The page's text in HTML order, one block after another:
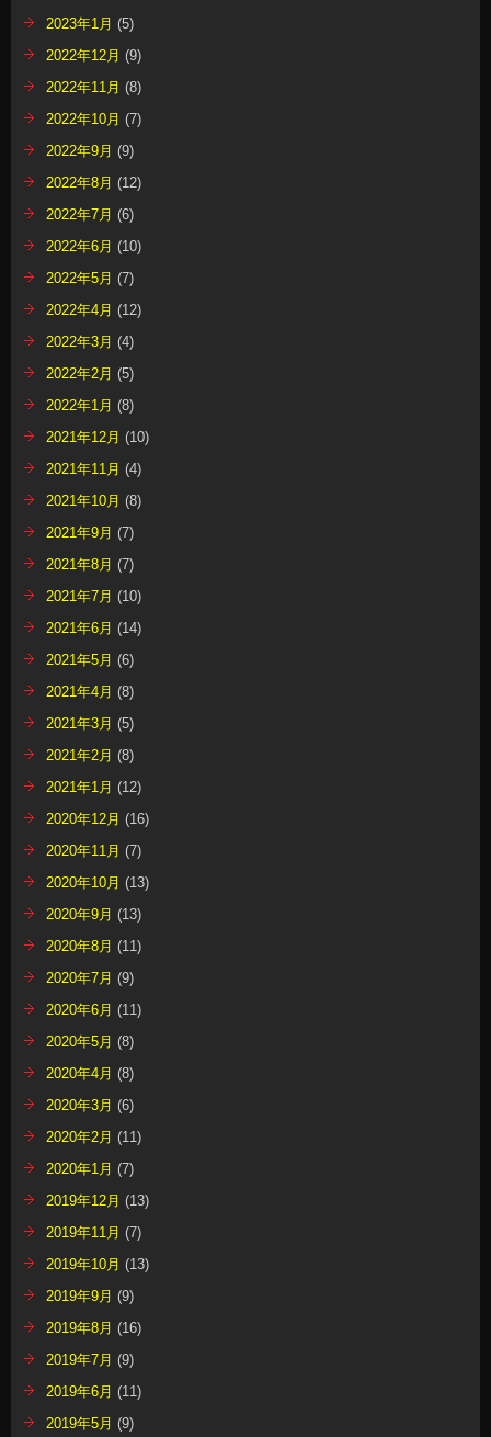
2023年1月 (5)
2022年12月 (9)
2022年11月 (8)
2022年10月 (7)
2022年9月 (9)
2022年8月 (12)
2022年7月 (6)
2022年6月 (10)
2022年5月 (7)
2022年4月 (12)
2022年3月 (4)
2022年2月 (5)
2022年1月 (8)
2021年12月 (10)
2021年11月 (4)
2021年10月 (8)
2021年9月 (7)
2021年8月 (7)
2021年7月 (10)
2021年6月 (14)
2021年5月 (6)
2021年4月 (8)
2021年3月 (5)
2021年2月 (8)
2021年1月 (12)
2020年12月 (16)
2020年11月 (7)
2020年10月 (13)
2020年9月 (13)
2020年8月 (11)
2020年7月 (9)
2020年6月 (11)
2020年5月 (8)
2020年4月 (8)
2020年3月 (6)
2020年2月 (11)
2020年1月 (7)
2019年12月 (13)
2019年11月 (7)
2019年10月 (13)
2019年9月 (9)
2019年8月 (16)
2019年7月 (9)
2019年6月 (11)
2019年5月 (9)